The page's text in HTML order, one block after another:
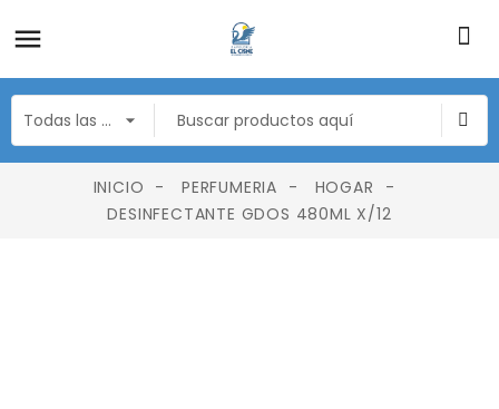
INICIO PERFUMERIA
HOGAR
DESINFECTANTE GDOS 480ML X/12